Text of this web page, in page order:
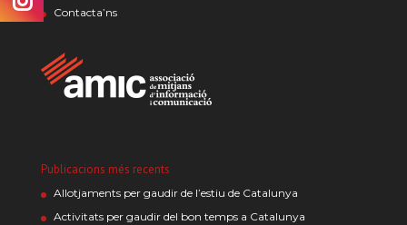
Contacta’ns
Publicacions més recents
Allotjaments per gaudir de l’estiu de Catalunya
Activitats per gaudir del bon temps a Catalunya